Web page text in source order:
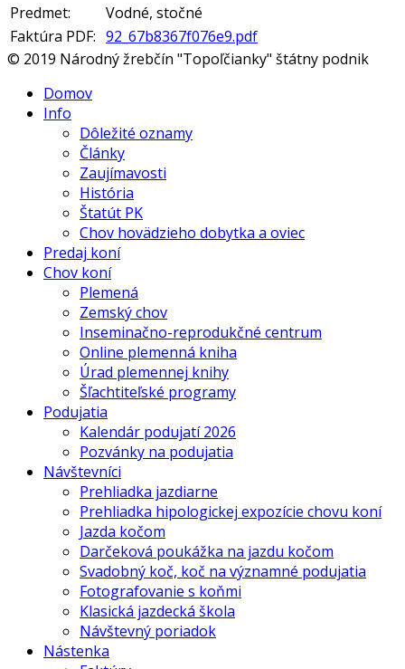
Predmet:
Vodné, stočné
Faktúra PDF: 92_67b8367f076e9.pdf
© 2019 Národný žrebčín "Topoľčianky" štátny podnik
Domov
Info
Dôležité oznamy
Články
Zaujímavosti
História
Štatút PK
Chov hovädzieho dobytka a oviec
Predaj koní
Chov koní
Plemená
Zemský chov
Inseminačno-reprodukčné centrum
Online plemenná kniha
Úrad plemennej knihy
Šľachtiteľské programy
Podujatia
Kalendár podujatí 2026
Pozvánky na podujatia
Návštevníci
Prehliadka jazdiarne
Prehliadka hipologickej expozície chovu koní
Jazda kočom
Darčeková poukážka na jazdu kočom
Svadobný koč, koč na významné podujatia
Fotografovanie s koňmi
Klasická jazdecká škola
Návštevný poriadok
Nástenka